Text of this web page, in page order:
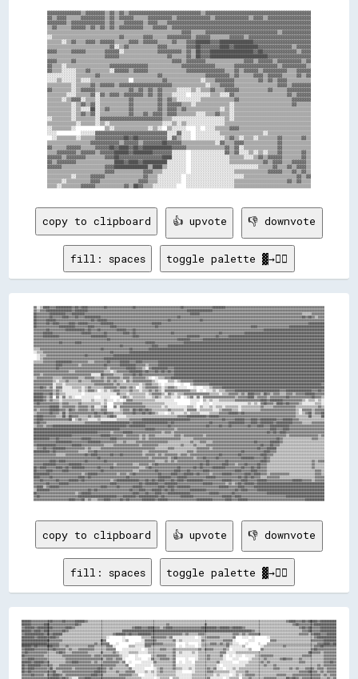
▓▓▓▓▓▓▓▓▓▓▓▓▓▓▒▒▓▓▓▓▓▓▓▓▒▒▓▓▒▒▓▓▒▒▓▓▓▓▓▓▓▓▓▓▓▓▓▓▓▓▓▓▓▓▓▓▓▓▓▓▓▓▓▓▒▒▓▓▓▓▓▓▓▓▓▓▓▓▓▓▓▓▓▓▓▓▓▓▓▓▓▓▓▓▓▓▓▓▓▓▓▓▓▓▓▓▓▓▓▓
▓▓▒▒▓▓▓▓▒▒▒▒▒▒▓▓▓▓▓▓▓▓▓▓▒▒▓▓▒▒▓▓▓▓▓▓▒▒▒▒▒▒▓▓▓▓▓▓▓▓▓▓▒▒▓▓▓▓▓▓▓▓▓▓▓▓▓▓▒▒▓▓▓▓▓▓▓▓▓▓▓▓▓▓▒▒▓▓▓▓▒▒▓▓▓▓▓▓▓▓▓▓▓▓▓▓▓▓▓▓
▓▓▓▓▓▓▓▓▒▒▓▓▓▓▓▓▓▓▓▓▓▓▓▓▒▒▓▓▒▒▒▒▓▓▓▓▓▓▓▓▒▒▓▓▓▓▒▒▒▒▓▓▓▓▓▓▓▓▓▓▓▓▓▓▓▓▓▓▓▓▓▓▓▓▓▓▓▓▓▓▓▓▓▓▓▓▓▓▓▓▓▓▓▓▓▓▓▓▓▓▓▓▓▓▓▓▓▓▓▓
▒▒▓▓▒▒▒▒▒▒▓▓▓▓▓▓▒▒▓▓▒▒▓▓▒▒▓▓▒▒▓▓▓▓▓▓▓▓▓▓▒▒▒▒▓▓▓▓▓▓▒▒▓▓▓▓▓▓▓▓▓▓▓▓▓▓▓▓▓▓▓▓▓▓▓▓▓▓▓▓▓▓▓▓▓▓▓▓▓▓▓▓▓▓▓▓▓▓▓▓▓▓▓▓▓▓▓▓▓▓
▒▒▒▒▒▒▒▒▒▒▒▒▒▒▒▒▒▒▒▒▒▒▒▒▒▒▒▒▒▒▒▒▒▒▒▒▒▒▒▒▒▒▒▒▒▒▒▒▒▒▒▒▒▒▒▒▓▓▓▓▒▒▒▒▒▒▓▓▓▓▓▓▓▓▓▓▓▓▓▓▓▓▓▓▓▓▓▓▓▓▓▓▓▓▓▓▒▒▓▓▓▓▓▓▓▓▓▓▓▓
░░▒▒▒▒▒▒▒▒▒▒▒▒▒▒▒▒▒▒▒▒▒▒▒▒▒▒▒▒▓▓▒▒▒▒▒▒▒▒▓▓▓▓▒▒▒▒▒▒▓▓▓▓▓▓▓▓▓▓▒▒▓▓▓▓▓▓▒▒▒▒▒▒▒▒▓▓▓▓▓▓▒▒▓▓▓▓▓▓▓▓▓▓▓▓▓▓▓▓▓▓▓▓▓▓▓▓▓▓
▒▒▒▒▒▒░░▒▒▓▓▒▒▒▒▓▓▓▓▒▒▓▓▓▓▓▓▒▒▒▒▒▒▓▓▓▓▒▒▓▓▓▓▓▓▒▒▒▒▒▒▓▓▒▒▒▒▓▓▓▓██████▓▓▓▓██████████████▓▓▓▓▓▓▓▓▓▓▓▓▓▓▓▓▓▓▓▓▓▓▓▓
▒▒▒▒▒▒▒▒▒▒▒▒▒▒▒▒▒▒▒▒▒▒▒▒▒▒▓▓░░▒▒▓▓▒▒▒▒▒▒▒▒▒▒▒▒▓▓▓▓▒▒▒▒▒▒▒▒▓▓▓▓██▓▓▓▓▓▓▓▓████▓▓██████████▓▓▓▓▓▓▓▓▓▓▓▓▓▓▒▒▓▓▓▓▓▓
▓▓▓▓▒▒▒▒▒▒▓▓▓▓▓▓▒▒▒▒▒▒▒▒▓▓▓▓▓▓░░▒▒▒▒▒▒▒▒▒▒▒▒▒▒▓▓▓▓▓▓▓▓▓▓▒▒▓▓▒▒██▓▓▓▓██████████████████▓▓██▓▓▓▓▓▓▓▓▓▓▓▓▓▓▒▒▓▓▓▓
▒▒▒▒▒▒▒▒▒▒▒▒▒▒▒▒▒▒▒▒▒▒▒▒▓▓▓▓▓▓▒▒▒▒▒▒▒▒▒▒▒▒▒▒▒▒▒▒▒▒▓▓▒▒▒▒▒▒▓▓▒▒██▓▓▓▓████████████████████████▓▓▓▓▓▓▓▓▓▓▓▓▓▓▓▓▓▓
▓▓▓▓▒▒▒▒▒▒▓▓▒▒▒▒▒▒▒▒▒▒▒▒▒▒▒▒▒▒▒▒▒▒▒▒▒▒▒▒▒▒▒▒▒▒▒▒▒▒▒▒▓▓▓▓▒▒▓▓▓▓▓▓▓▓▒▒▒▒▒▒▒▒▒▒▒▒▒▒▒▒▓▓▓▓▒▒▓▓▓▓▓▓▒▒▓▓▓▓▓▓▓▓▓▓▒▒▓▓
▓▓▒▒▒▒░░▒▒▒▒▒▒▒▒▒▒▒▒▒▒▒▒▒▒▓▓▓▓▓▓▓▓▓▓▓▓▓▓▓▓▒▒▒▒▒▒▒▒▒▒▒▒▒▒▓▓▓▓▓▓▓▓▓▓▓▓▓▓▒▒▒▒▒▒▒▒▓▓▓▓▓▓▓▓▓▓▓▓▓▓▓▓▓▓▒▒▓▓▓▓▓▓▓▓▓▓▒▒
▓▓▒▒▒▒░░░░░░▒▒▒▒▓▓▒▒▒▒▒▒▒▒░░▓▓▓▓▓▓▒▒▓▓▓▓▓▓▒▒▒▒▒▒▒▒▒▒▒▒▒▒▒▒▓▓▓▓▓▓▓▓▓▓▓▓▓▓▓▓▒▒▒▒▓▓▒▒▓▓▓▓▓▓▒▒▓▓▓▓▓▓▓▓▓▓▒▒▒▒▓▓▓▓▓▓
░░░░░░░░░░░░▒▒▒▒▒▒▒▒▓▓▒▒▒▒▒▒▒▒▒▒▒▒▒▒▒▒▒▒▒▒▒▒▒▒▓▓▒▒▒▒▒▒▒▒▒▒▒▒▒▒▒▒▒▒▓▓▓▓▓▓▓▓▓▓▒▒▓▓▒▒▒▒▒▒▓▓▓▓▒▒▓▓▓▓▓▓▒▒▒▒▒▒▓▓▒▒▓▓
░░░░▒▒░░░░░░▒▒░░░░▒▒▒▒▒▒▒▒▒▒▒▒▒▒▒▒  ▒▒▒▒▒▒▒▒▒▒▒▒▓▓▒▒▒▒▒▒▒▒▒▒▒▒▒▒░░▒▒▒▒▓▓▓▓▓▓▓▓▒▒▒▒▒▒▒▒▒▒▓▓▒▒▓▓▒▒▓▓▓▓▒▒▒▒▒▒▒▒▒▒
▒▒▒▒▒▒▒▒▒▒░░▒▒▒▒▒▒▓▓▒▒▓▓▓▓▓▓▒▒▓▓▓▓▓▓▓▓▓▓▓▓▓▓▓▓▓▓▓▓▓▓▒▒▒▒▒▒▒▒▒▒▒▒▒▒░░▒▒▒▒▓▓▓▓▓▓▒▒▒▒▒▒▒▒▒▒▒▒▒▒▒▒▒▒▓▓▓▓▒▒▓▓▓▓▓▓▓▓
▓▓▒▒▒▒▒▒▒▒░░▒▒▓▓▓▓▓▓▒▒▒▒▒▒▒▒▒▒▒▒▒▒▓▓▒▒▓▓▒▒▓▓▒▒▓▓▒▒▒▒▒▒░░░░░░▒▒░░▒▒▒▒▓▓▒▒▒▒▓▓▓▓▓▓▒▒▒▒▒▒▒▒▒▒▒▒▓▓▒▒▒▒▒▒▓▓▓▓▓▓▓▓▓▓
▒▒▒▒▒▒▒▒░░░░▒▒▒▒▒▒▓▓░░▓▓▒▒▓▓▓▓▒▒▓▓▓▓▓▓▓▓▒▒▓▓▒▒▓▓▒▒▒▒░░░░░░  ░░░░░░░░▒▒▒▒░░░░▓▓▒▒▒▒▒▒▒▒▒▒▒▒▒▒▒▒▒▒▒▒▒▒▓▓▒▒▓▓▓▓▓▓
▒▒▒▒▒▒░░▒▒▓▓▓▓░░▒▒▒▒░░▒▒▒▒▒▒▒▒▒▒▒▒▓▓▒▒▒▒▒▒▒▒▒▒▓▓▒▒▓▓▒▒░░░░░░░░░░▒▒▒▒▒▒▒▒▒▒▒▒▒▒▓▓▒▒▒▒▒▒▒▒▒▒▒▒▒▒▒▒▒▒▒▒▒▒▓▓▓▓▓▓▓▓
▒▒▒▒▒▒▒▒▒▒░░▒▒▓▓▒▒▓▓░░▒▒▒▒▒▒▒▒▒▒▒▒▓▓▒▒▒▒▒▒▒▒▒▒▓▓▒▒▓▓▓▓▓▓▒▒▒▒░░▒▒▒▒▒▒▒▒▒▒▒▒▒▒░░▒▒▒▒▒▒▒▒▒▒▒▒▒▒▒▒▒▒▒▒▒▒▒▒▓▓▒▒▒▒▒▒
▒▒▒▒▒▒▒▒▒▒░░▒▒░░░░██░░▒▒▓▓▒▒▒▒▒▒▒▒▓▓▒▒▒▒▒▒▒▒▒▒▓▓▒▒▓▓▓▓▒▒▓▓▒▒▒▒▒▒▒▒▒▒▒▒▒▒░░▒▒░░▒▒▒▒▒▒▒▒▒▒▒▒▒▒▒▒▒▒▒▒▒▒▒▒▒▒▒▒▒▒▒▒
▒▒▒▒▒▒▒▒▒▒░░▒▒▓▓▒▒▓▓░░▒▒▒▒▒▒▒▒▒▒▒▒▓▓▒▒▒▒▓▓▒▒▓▓▓▓▒▒▓▓▓▓▒▒▒▒▒▒▒▒░░░░▒▒▒▒▓▓▒▒▒▒░░▒▒▒▒▒▒▒▒▒▒▒▒▒▒▒▒▒▒▒▒▒▒▒▒▒▒▒▒▒▒▒▒
░░▒▒▒▒▒▒▒▒░░▒▒▒▒▒▒▒▒░░▓▓▓▓▓▓▓▓▓▓▓▓▓▓▓▓▓▓▓▓▓▓▓▓▓▓▒▒▒▒░░░░░░░░░░░░░░░░░░░░░░▒▒░░▒▒▒▒▒▒▒▒▒▒▒▒▒▒▒▒▒▒▒▒▒▒▒▒▒▒▒▒▒▒▒▒
▒▒▒▒▒▒▒▒▒▒▒▒░░▒▒▒▒▒▒░░▒▒░░▒▒▒▒▒▒▒▒▒▒▒▒▒▒▒▒▒▒▒▒▒▒░░░░▒▒░░▒▒░░░░░░░░░░░░░░░░▒▒▒▒▒▒▒▒▒▒▒▒▒▒▒▒▒▒▒▒▒▒▒▒▒▒▒▒▒▒▒▒▒▒▒▒
░░▒▒▒▒▒▒▒▒░░            ▒▒░░▒▒▒▒▒▒▒▒▒▒▒▒▒▒░░▒▒░░  ▒▒░░░░░░    ░░  ░░░░▒▒▒▒▒▒▓▓▓▓▒▒▒▒▒▒▒▒▒▒▒▒▒▒▒▒▒▒▒▒▒▒▒▒▒▒▒▒▒▒
░░░░          ░░░░░░▓▓▓▓▓▓▓▓▓▓▓▓▓▓▓▓▓▓▓▓▓▓▓▓▓▓▓▓▓▓░░░░▓▓░░░░  ░░░░░░░░░░▒▒▒▒▒▒▒▒▒▒▒▒▒▒▒▒▒▒░░▒▒▒▒▒▒▒▒▒▒▒▒▒▒▒▒▒▒
  ░░▒▒▒▒▒▒▒▒░░▒▒▒▒▒▒▓▓▓▓▓▓▓▓▓▓▓▓██▓▓██▓▓▓▓▓▓▓▓▓▓▓▓░░▓▓▒▒░░░░  ░░░░░░░░░░░░▒▒▓▓▒▒░░▒▒▒▒░░▒▒▒▒▒▒▒▒▓▓▒▒▒▒▒▒▒▒▓▓▒▒
▒▒▒▒▒▒▒▒▒▒▒▒▒▒▒▒▒▒▓▓▓▓▓▓▓▓▓▓▓▓▒▒▓▓▓▓▓▓▒▒▓▓▓▓▓▓▓▓██▓▓▓▓▓▓▒▒▒▒▒▒▒▒▒▒▒▒▒▒░░▓▓▒▒▒▒▓▓▓▓▒▒▒▒▒▒▒▒▒▒▒▒▒▒▓▓▒▒▒▒▒▒▒▒▒▒▒▒
▓▓▒▒▒▒▒▒▓▓▓▓▓▓▒▒▒▒▒▒▓▓▓▓▓▓██▓▓████▓▓██▓▓████████████▓▓▓▓▓▓▒▒▒▒▒▒▒▒▒▒▒▒▒▒▒▒▓▓▒▒▓▓░░▒▒▒▒▒▒▒▒▒▒▒▒▒▒▓▓▒▒▒▒▒▒▒▒▒▒▒▒
▒▒▒▒▓▓▓▓▓▓▓▓▒▒▓▓▓▓▓▓▒▒▓▓▓▓▓▓██████▓▓████████▓▓▓▓▓▓▓▓░░░░░░  ░░░░░░░░░░░░░░▓▓▒▒▓▓░░░░▒▒░░▒▒░░▒▒▒▒▓▓▒▒▒▒▒▒▒▒▓▓▒▒
▓▓▓▓▓▓▒▒▓▓▓▓▓▓▓▓▒▒▒▒▒▒▒▒▓▓▓▓██▓▓▓▓▓▓▓▓▓▓▓▓▓▓▓▓▓▓████░░░░░░  ░░░░░░░░░░░░░░░░▒▒▒▒▒▒░░░░▒▒▓▓▒▒▓▓▓▓▓▓▒▒▒▒▒▒▒▒▓▓▒▒
▓▓▒▒▓▓▓▓▓▓▓▓▒▒▒▒▒▒▒▒▒▒▒▒▒▒▒▒████▓▓████▓▓██████████░░░░░░░░  ░░░░░░░░░░░░░░░░▒▒▒▒▒▒▒▒▒▒▒▒▒▒▓▓▒▒▓▓▓▓▒▒▒▒▓▓▓▓▓▓▒▒
▓▓▓▓▓▓▒▒▒▒▒▒▒▒▒▒▒▒▒▒▒▒▒▒▓▓▓▓██████████████▒▒████▒▒░░░░░░░░  ░░░░░░░░░░░░░░░░░░░░░░░░░░░░▒▒▒▒▒▒▓▓▒▒▒▒▓▓▒▒▓▓▓▓▒▒
▒▒▒▒▒▒▒▒▒▒▒▒▒▒▒▒▒▒▒▒▒▒▒▒▓▓▓▓▒▒▒▒▒▒▒▒▒▒▒▒▓▓▓▓▒▒▒▒░░░░░░░░░░  ░░░░░░░░░░░░░░░░░░▒▒▒▒▒▒▒▒▒▒▒▒▒▒▓▓▓▓▓▓▒▒▒▒▓▓▒▒▓▓▒▒
▒▒▒▒▒▒▒▒▒▒░░▒▒▒▒▒▒▓▓▓▓▓▓▒▒▒▒▒▒▒▒▒▒▒▒▒▒▒▒▓▓▒▒▒▒░░░░░░░░░░  ░░░░░░░░░░░░░░░░░░░░░░░░▒▒▒▒▒▒▒▒▒▒▒▒▒▒▒▒▒▒▒▒▒▒▓▓▒▒▓▓
▒▒▒▒▒▒░░▒▒▒▒▒▒▒▒▒▒▓▓▓▓▒▒▒▒▒▒▒▒▒▒▒▒▒▒▒▒▓▓▓▓▒▒▒▒░░░░░░░░░░  ░░░░░░░░░░░░░░░░░░░░▒▒▒▒▒▒▒▒▒▒▒▒▒▒▒▒▒▒▒▒▒▒▓▓▒▒▓▓▒▒▒▒
copy to clipboard 👍 upvote 👎 downvote
fill: spaces toggle palette ▓→✊🏽
▓▓░░▒▒████▓▓▓▓██████████▓▓██▓▓████▓▓▓▓▓▓▓▓▓▓██▓▓▓▓▓▓▓▓▓▓▓▓▓▓▓▓██▓▓▓▓▓▓▓▓▓▓▓▓▓▓▓▓▓▓▓▓▓▓▓▓▓▓▓▓██▓▓▓▓▓▓▓▓▓▓▓▓▓▓▓▓▓▓████████▓▓▓▓▓▓▓▓▓▓▓▓▓▓▓▓▓▓▓▓▓▓▓▓▓▓▓▓▓▓▓▓▓▓▓▓▓▓▓▓▓▓▓▓▓▓▓▓▓▓▓▓▓▓▓▓▓▓▓▓▓▓
▓▓▒▒▓▓▓▓████████████████▓▓████████▓▓▓▓▓▓▓▓▓▓▓▓▓▓▓▓▓▓▓▓▓▓▓▓▓▓▓▓▓▓▓▓▓▓▓▓▓▓▓▓▓▓▓▓▓▓▓▓▓▓▓▓▓▓▓▓▓▓▓▓▓▓████████████████▓▓▓▓▓▓▓▓▓▓▓▓▓▓▓▓▓▓▓▓▓▓▓▓▓▓▓▓▓▓▓▓▓▓▓▓▓▓▓▓▓▓▓▓▓▓▓▓▓▓▓▓▓▓▓▓▓▓▓▓▓▓▓▓▓▓▓▓▓▓
██▓▓▓▓▓▓▓▓██████████▓▓▓▓████████▓▓▓▓▓▓▓▓▓▓▓▓▓▓▓▓▓▓▓▓▓▓▓▓▓▓▓▓▓▓▓▓▓▓▓▓▓▓▓▓▓▓▓▓▓▓▓▓▓▓▓▓▓▓▓▓▓▓▓▓▓▓▓▓▓▓██████▓▓▓▓▓▓▓▓▓▓▓▓▓▓▓▓▓▓▓▓▓▓▓▓▓▓▓▓▓▓▓▓▓▓▓▓▓▓▓▓▓▓▓▓▓▓▓▓▓▓▓▓▓▓▓▓▓▓▓▓▓▓▓▓▒▒▒▒▒▒▓▓▓▓▓▓▓▓
██▓▓▓▓▓▓▓▓██▓▓▓▓▓▓████▓▓▓▓██▓▓▓▓██████████▓▓▓▓▓▓▓▓▓▓▓▓▓▓▓▓▓▓▓▓▓▓▓▓▓▓▓▓▓▓▓▓▓▓▓▓▓▓▓▓▓▓▓▓▓▓▓▓██▓▓▓▓▓▓▓▓▓▓▓▓▓▓▓▓▓▓▓▓▓▓▓▓▓▓▓▓▓▓▓▓▓▓▓▓▓▓▓▓▓▓▓▓▓▓▓▓▓▓▓▓▓▓▓▓▓▓▓▓▓▓▓▓▓▓▓▓▓▓▓▓▓▓▓▓██▓▓██▓▓▒▒▓▓▓▓
██▓▓▓▓▓▓██████▓▓▓▓▓▓▓▓▓▓▓▓▓▓▓▓▓▓▓▓▓▓██▓▓██████▓▓▓▓▓▓▓▓▓▓▓▓▓▓▓▓▓▓▓▓▓▓▓▓▓▓▓▓▓▓▓▓▓▓▓▓▓▓██▓▓▓▓▓▓▓▓▓▓▓▓▓▓▓▓▓▓██▓▓▓▓▓▓▓▓▓▓▓▓▓▓▓▓▓▓▓▓▓▓▓▓▓▓▓▓▓▓▓▓▓▓▓▓▓▓▓▓▓▓▓▓▓▓▓▓▓▓▓▓▓▓▓▓▓▓▓▓▓▓▓▓▓▓▓▓▓▓▓▓▓▓▓▓
██▓▓▓▓▓▓██▓▓████▓▓▓▓▓▓████▓▓██████▓▓▓▓▓▓▓▓████████▓▓▓▓▓▓▓▓▓▓▓▓▓▓▓▓▓▓▓▓▓▓▓▓██████▓▓▓▓▓▓▓▓▓▓▓▓▓▓▓▓▓▓▓▓▓▓▓▓▓▓▓▓▓▓▓▓▓▓▓▓▓▓▓▓▓▓▓▓▓▓▓▓▓▓▓▓▓▓▓▓▓▓▓▓▓▓▓▓▓▓▓▓▓▓▓▓▓▓▓▓▓▓▓▓▓▓▓▓▓▓▓▓▓▓▓▓██████████
██▓▓▓▓▓▓▓▓▓▓▓▓▓▓██████████▓▓▓▓▓▓▓▓████▓▓▓▓▓▓▓▓▓▓████▓▓▓▓▓▓▓▓▓▓▓▓▓▓▓▓▓▓▓▓▓▓▓▓██▓▓▓▓▓▓▓▓▓▓▓▓▓▓▓▓▓▓▓▓▓▓▓▓▓▓▓▓▓▓▓▓▓▓▓▓▓▓▓▓▓▓▓▓▓▓▓▓▓▓▓▓▓▓▓▓▓▓████▓▓▓▓▓▓▓▓▓▓▓▓▓▓▓▓▓▓▓▓██████████████████████
▓▓▓▓▓▓▓▓██▓▓▓▓▓▓▓▓▓▓████████████▓▓██▓▓▓▓██▓▓▓▓▓▓▓▓▓▓██████▓▓▓▓██▓▓▓▓▓▓▓▓▓▓▓▓▓▓▓▓▓▓▓▓▓▓▓▓▓▓▓▓▓▓▓▓▓▓▓▓▓▓▓▓▓▓▓▓▓▓▓▓▓▓▓▓▓▓▓▓▓▓▓▓▓▓▓▓▓▓▓▓▓▓▓▓▓▓▓▓▓▓▓▓██████████████████████████████████████
▓▓▓▓▓▓██████▓▓▓▓▓▓▓▓▓▓▓▓▓▓▓▓▓▓██████▓▓▓▓▓▓▓▓██▓▓▓▓▓▓▓▓▓▓████▓▓██▓▓▓▓▓▓▓▓▓▓▓▓▓▓▓▓▓▓▓▓▓▓██▓▓▓▓▓▓▓▓▓▓▓▓▓▓▓▓▓▓▓▓▓▓▓▓▓▓▓▓██▓▓▓▓▓▓▓▓▓▓▓▓▓▓██████████████████████████████████████████████████
▓▓▓▓▓▓██████████▓▓▓▓▓▓▓▓▓▓▓▓▓▓▓▓▓▓▓▓██████████▓▓▓▓▓▓▓▓▓▓▓▓▓▓▓▓████▓▓▓▓▓▓▓▓▓▓▓▓▓▓▓▓▓▓▓▓▓▓▓▓▓▓▓▓▓▓████████▓▓▓▓▓▓▓▓▓▓██▓▓▓▓▓▓████████████████████████████████████████████████████████████
▓▓▓▓▓▓▓▓▓▓▓▓▓▓▓▓▓▓▓▓▓▓▓▓▓▓▓▓▓▓▓▓▓▓▓▓▓▓▓▓▓▓▓▓▓▓██▓▓▓▓▓▓▓▓▓▓▓▓▓▓▓▓▓▓▓▓▓▓▓▓▓▓▓▓▓▓▓▓▓▓▓▓▓▓▓▓▓▓████████▓▓▓▓▓▓▓▓████████████████████████████████████████████████████████████████████████████
▓▓▓▓▓▓▓▓▓▓▓▓▓▓▓▓██▓▓▓▓▓▓▓▓████▓▓▓▓▓▓▓▓▓▓▓▓▓▓▓▓▓▓▓▓▓▓▓▓▓▓▓▓▓▓▓▓▓▓▓▓▓▓▓▓██████▓▓▓▓▓▓▓▓▓▓▓▓▓▓▓▓▓▓████████████████████████████████████████████████████████████████████████████████████████
▓▓▓▓▓▓▓▓▓▓▓▓▓▓▓▓▓▓▓▓▓▓▓▓▓▓▓▓▓▓▓▓▓▓▓▓▓▓▓▓▓▓▓▓▓▓▓▓▓▓▓▓▓▓██▓▓▓▓▓▓▓▓▓▓▓▓▓▓▓▓▓▓████▓▓▓▓▓▓██████████████████████████████████████████████████████████████████████████████████████████████████
▒▒▒▒▓▓▓▓▓▓▓▓▓▓▓▓▓▓▓▓▓▓▓▓▓▓▓▓▓▓▓▓▓▓▓▓▓▓▓▓▓▓██▓▓▓▓▓▓▓▓▓▓▓▓▓▓▓▓██▓▓▓▓▓▓▓▓▓▓██████████████████████████████████████████████████████████████████████████████████████████████████████████████
░░▒▒▒▒▓▓▓▓▓▓▓▓▓▓▓▓▓▓▓▓▓▓▓▓▓▓▓▓▓▓▓▓▓▓▓▓▓▓▓▓▓▓▓▓▓▓██▓▓▓▓▓▓▓▓▓▓██████████████████████████████████████████████████████████████████████████████████████████████████████████████████████████
  ░░▒▒▒▒▓▓▓▓▓▓▓▓▓▓▓▓▓▓▓▓▓▓▓▓▓▓▓▓██▓▓▓▓▓▓▓▓▓▓▓▓▓▓▓▓████████████████████████████████████████████████████████████████████████████████████████████████████████████████████████████████████
  ░░▒▒▓▓▓▓▓▓▓▓▓▓▓▓▓▓▓▓▓▓▓▓▓▓▓▓▓▓▓▓▓▓▓▓▓▓▓▓▓▓██████████████████████████████████████████████████████████████████████████████████████████████████████████████████████████████████████████
▒▒▒▒▒▒▓▓▓▓▓▓▓▓██████████▓▓▓▓▓▓▓▓▓▓▒▒▒▒▓▓▓▓▓▓▓▓██▓▓▓▓▓▓██████▓▓▓▓████▓▓▓▓▓▓▓▓▓▓████████████████████████████████████████████████████████████████████████████████████████████████████████
▓▓▓▓▓▓▓▓▓▓▓▓▓▓████▓▓▓▓▓▓▓▓▓▓▒▒▓▓▓▓▓▓▓▓▓▓▓▓▓▓██▓▓▓▓▓▓▓▓██████████▓▓▓▓▓▓▒▒▓▓▓▓▓▓████████████████████████████████████████████████████████████████████████████████████████████████████████
▓▓▓▓▓▓▓▓▓▓▓▓▓▓██▓▓▓▓▓▓▓▓▓▓▓▓▓▓▓▓▓▓▓▓▓▓▓▓▓▓▓▓▓▓▒▒▓▓▓▓▓▓▓▓▓▓██████▓▓▓▓▒▒░░▓▓██████████▓▓▓▓██████████████████████████████████████████████████████████████████████████████████████████████
▓▓▓▓▓▓▓▓▓▓▓▓▓▓▓▓▓▓▓▓▓▓▒▒▒▒▓▓▓▓▓▓▓▓▓▓▓▓▓▓▓▓▓▓▒▒▒▒░░▒▒▓▓▓▓▓▓▓▓████████▓▓██▓▓▓▓██▓▓██▓▓██▓▓██████████████████████████████████████████████████████████████████████████████████████████████
▓▓▓▓▒▒▓▓▓▓▓▓▓▓▓▓▓▓▓▓▓▓▓▓▓▓▓▓▓▓▓▓▓▓▓▓░░░░░░██▓▓▓▓▓▓▒▒▒▒▒▒▓▓▓▓▓▓██▓▓██▓▓▓▓▓▓▓▓▓▓▓▓▓▓▓▓▓▓▓▓██████████████████████████████████████████████████████████████████████████████████████████████
▒▒▓▓▓▓▓▓▓▓▓▓▒▒▒▒▒▒▓▓▓▓▓▓▓▓▓▓▒▒▒▒▓▓▓▓▓▓▒▒▒▒▓▓▒▒▓▓▓▓▓▓▓▓▒▒▓▓▓▓▒▒▓▓▓▓▓▓▓▓▒▒░░  ░░▒▒▒▒▓▓▓▓████████████████████████████████████████████████████████████████████████████████████████████████
▓▓▓▓▓▓▓▓▓▓▓▓▒▒░░▒▒▒▒▓▓▒▒▒▒▒▒▓▓▒▒▒▒▒▒▓▓▓▓▓▓▓▓▒▒▓▓▒▒▓▓▒▒▒▒░░▓▓▒▒▓▓▓▓▓▓▓▓▓▓▓▓▒▒░░      ▒▒▒▒░░▒▒▓▓▓▓▓▓▓▓██████████████████████████████████████████████████████████████████████████████████
▓▓▓▓▓▓▓▓▓▓▓▓░░▒▒▒▒░░▒▒▒▒▒▒▒▒▒▒▒▒▒▒▒▒▒▒▓▓▓▓▓▓▓▓▓▓▓▓▒▒▓▓▒▒▒▒▒▒▒▒▒▒▒▒░░▒▒▓▓▓▓▒▒▒▒░░  ░░░░░░    ░░    ▒▒▓▓▓▓▓▓▓▓▓▓██████████████████████████████████████████████████████████████████████▓▓
▓▓▓▓██▓▓▒▒▓▓░░▓▓▓▓░░░░░░▒▒▒▒▒▒░░▒▒▓▓▒▒▒▒▒▒▒▒▓▓▓▓▓▓▓▓▒▒▓▓▓▓▒▒▓▓▒▒  ░░▒▒▓▓▓▓▓▓▓▓▒▒░░▒▒▓▓▓▓▒▒░░░░░░    ░░    ░░░░▒▒▓▓▓▓▓▓████████████████████████████████████████████████████████████████
▓▓▓▓▓▓▓▓▓▓▓▓▒▒▓▓▒▒░░░░░░░░░░▒▒░░▒▒▓▓▓▓▒▒  ░░▒▒░░▒▒▓▓▓▓▒▒▒▒▒▒▓▓▒▒▒▒░░▒▒▒▒▓▓▒▒▓▓▒▒░░▓▓▓▓▓▓▓▓▓▓▓▓▓▓▓▓▒▒▒▒  ░░  ░░░░▒▒░░▒▒▒▒▓▓▓▓▓▓████████████████████████████▓▓▓▓████████████████▓▓▓▓██▓▓
██████▓▓▓▓██▒▒▓▓▒▒▒▒░░░░░░░░░░  ░░░░░░░░░░░░░░░░░░░░▓▓▒▒▒▒░░▒▒▒▒▒▒▒▒▒▒░░▒▒▓▓▓▓▓▓▒▒░░▓▓▒▒░░▒▒▒▒▓▓▓▓▓▓▓▓▓▓▓▓▓▓▓▓▒▒▒▒▒▒░░▒▒▒▒▓▓▓▓▓▓▒▒▓▓▒▒████▓▓▓▓▒▒██▓▓▒▒▓▓▓▓▒▒▒▒▓▓▓▓▒▒▓▓▓▓▓▓██████▓▓▓▓▓▓
██████▓▓▒▒▓▓  ▓▓░░▓▓░░▒▒░░    ░░░░░░░░    ░░░░░░      ▒▒▓▓▒▒░░▒▒▒▒▒▒▒▒░░░░▒▒▓▓▒▒░░▒▒▒▒░░░░▒▒  ░░▒▒▓▓░░▓▓░░▓▓▓▓▓▓▓▓▓▓▓▓▓▓▓▓▓▓▓▓▒▒▓▓▓▓▓▓████▒▒▓▓▓▓▓▓▒▒▓▓▓▓▓▓▓▓▓▓██▓▓▓▓▓▓▓▓▓▓▓▓▓▓██▓▓▓▓▒▒
██████▓▓▒▒▓▓▒▒▒▒░░▒▒▒▒▒▒▒▒▒▒▒▒░░░░░░▒▒░░░░░░▒▒░░░░  ░░  ░░▓▓▓▓▒▒▒▒▒▒▒▒▒▒▒▒▒▒░░░░░░░░░░░░          ░░░░░░  ▒▒░░▒▒░░░░▒▒▒▒▒▒▒▒▒▒▓▓▓▓▓▓▓▓▓▓▓▓▓▓▓▓████▓▓████████▓▓▓▓▓▓▓▓▓▓▓▓▒▒░░▒▒▒▒░░▒▒░░
▓▓██▓▓▓▓▓▓▓▓▓▓▓▓▒▒▓▓▓▓▒▒▒▒▒▒▓▓▒▒▒▒▒▒▒▒▒▒▒▒░░▒▒    ▒▒▒▒▒▒▓▓▓▓▓▓▓▓▓▓▓▓▒▒▒▒▒▒▒▒▒▒▒▒▒▒░░░░░░░░        ░░░░    ░░░░  ░░░░░░░░░░░░░░░░░░░░░░▒▒░░▒▒░░▓▓██▓▓▓▓▒▒████▓▓██▓▓▓▓▓▓▒▒░░░░░░░░▒▒▒▒░░
▓▓▓▓▓▓▓▓▓▓██████▒▒▓▓▓▓▓▓▓▓▒▒▓▓▓▓▓▓▒▒▓▓░░░░▒▒▓▓    ▓▓░░▓▓▓▓▓▓▓▓▓▓▓▓▓▓▓▓▒▒▒▒▒▒▒▒▒▒░░▒▒░░░░░░░░░░░░▒▒▒▒░░  ▒▒░░░░▒▒░░▒▒▒▒░░▒▒▒▒▒▒▒▒░░▒▒▒▒▒▒▒▒▒▒▒▒▓▓▒▒▒▒▒▒▓▓▓▓▓▓▓▓▓▓▓▓▓▓▒▒▒▒▒▒▒▒▒▒▒▒▒▒▓▓▒▒
▓▓▒▒▓▓▓▓▓▓██████▓▓▓▓▒▒██▓▓▒▒▓▓▓▓▓▓▒▒▓▓▒▒▒▒▓▓▓▓░░░░░░░░▒▒▓▓▓▓▒▒██▓▓██▓▓██▓▓▒▒▒▒▒▒▒▒▒▒▓▓▒▒▒▒▒▒▒▒░░▓▓▓▓▓▓░░▒▒▒▒▒▒▒▒░░░░▒▒▓▓▓▓▓▓▒▒▒▒░░▒▒▒▒▒▒▒▒▒▒▒▒▓▓▓▓▓▓▓▓▓▓▓▓▓▓▓▓▓▓▓▓▓▓▒▒░░▓▓▓▓▓▓▒▒▓▓▓▓▓▓
▒▒▓▓▓▓▓▓▓▓██▓▓▓▓▒▒██▒▒▓▓▓▓▓▓▓▓▓▓▓▓▓▓▓▓██▓▓▓▓██▓▓▓▓▒▒▒▒▒▒▓▓▓▓▓▓██▓▓▓▓██▓▓██▓▓▒▒░░░░  ░░▒▒░░░░░░▒▒░░▒▒▒▒▒▒░░░░░░▒▒▒▒▒▒▓▓▓▓▓▓██████▓▓██▓▓▓▓▓▓▓▓▓▓▓▓▓▓▓▓▓▓▓▓▓▓▓▓▓▓▓▓▓▓▓▓▒▒░░▒▒▓▓██▒▒▓▓▓▓██
▓▓████▓▓▓▓▓▓▓▓▒▒▒▒██▒▒██▓▓▓▓▒▒▒▒▒▒▓▓▒▒▓▓▓▓▒▒▒▒▓▓██▓▓░░░░░░▒▒▒▒▒▒▒▒▒▒▒▒▒▒▒▒▒▒▒▒▒▒▒▒▒▒▒▒▒▒▒▒▓▓▓▓▓▓████████████▓▓██████▓▓▓▓▓▓▓▓▓▓▓▓▓▓▓▓▓▓▓▓▓▓▓▓▓▓▓▓▓▓▓▓▓▓▓▓▓▓▓▓▓▓▓▓▓▓▓▓▒▒▒▒▒▒▒▒██▒▒▒▒▒▒██
▓▓████▓▓▓▓▓▓▓▓▓▓▓▓▓▓▓▓██░░▒▒▓▓▒▒▒▒░░░░░░▒▒░░░░░░░░░░▒▒▒▒▒▒▒▒▓▓▓▓▓▓▓▓██████████████████████████████▓▓▓▓▓▓▓▓▓▓▓▓▓▓▓▓▓▓▓▓██▓▓▓▓▓▓██████▓▓▓▓████▓▓██████████▓▓▓▓██████▓▓▓▓▒▒▒▒▒▒▒▒▒▒▒▒▒▒▒▒
▓▓██▓▓▓▓▒▒▒▒▒▒▒▒▒▒▒▒▒▒▒▒▒▒▒▒▒▒▒▒▓▓▓▓▓▓▓▓▓▓██████████████████▓▓██████████████████████▓▓██▓▓▓▓▓▓▓▓▓▓▓▓▓▓▓▓▓▓▓▓▓▓██▓▓▓▓▓▓▓▓▓▓██████████▓▓▓▓████▓▓████████▓▓██████████▓▓▓▓▓▓▒▒▒▒▒▒▓▓▓▓▓▓▓▓
▒▒▓▓▓▓▒▒▓▓▓▓██████████████████████████████████████████████▓▓██████████▓▓▓▓▓▓▓▓▓▓▓▓▓▓██▓▓▓▓▓▓▓▓▓▓▓▓▓▓▓▓▓▓▓▓▓▓██▓▓▓▓▓▓██▓▓▓▓██▓▓▓▓▓▓▓▓▓▓██▓▓▓▓████▓▓▓▓████████████▓▓▓▓▓▓▓▓▓▓▓▓▓▓▓▓▓▓▓▓▓▓
██████████████████████████████████████████████████████▓▓▓▓▓▓▓▓▓▓▓▓▓▓▓▓██████▓▓▓▓▓▓▓▓▓▓▓▓▒▒▓▓▓▓▓▓▓▓▓▓▓▓▓▓▓▓▓▓▓▓▓▓▓▓▓▓▓▓▓▓▓▓▓▓▓▓▓▓▓▓▓▓▓▓▓▓▓▓▓▓▓▓▓▓▓▓▓▓████▓▓▓▓████▓▓▓▓▓▓▓▓▓▓▓▓▓▓▓▓▓▓▓▓▓▓
████████████████████████████████████████▓▓▓▓▓▓▓▓▒▒▓▓▓▓▓▓██████▓▓▓▓▓▓▓▓▓▓▓▓▓▓▓▓▓▓▒▒▓▓▓▓▒▒▓▓▓▓▓▓▓▓▓▓▓▓▓▓▓▓▓▓▓▓▓▓▓▓▓▓▓▓▓▓▓▓▓▓▓▓▓▓▓▓▓▓▓▓▓▓▓▓▓▓▓▓▓▓▓▓▓▓██▓▓██▓▓████▓▓▓▓▓▓▓▓▓▓▓▓▓▓▓▓▓▓▓▓▓▓▓▓
████████████████████████▓▓▓▓▓▓▓▓▓▓▓▓▓▓▓▓▓▓██████▓▓▓▓▓▓▓▓▒▒▓▓▓▓▓▓▓▓▒▒▓▓▒▒▓▓▓▓▒▒▒▒▒▒▒▒▒▒▒▒▓▓▓▓▒▒▓▓▓▓▓▓▓▓▓▓▓▓▒▒▓▓▓▓▓▓▓▓▓▓▓▓▓▓▓▓▓▓▓▓▓▓▓▓▓▓▓▓▓▓▓▓▓▓▓▓▓▓▓▓▓▓▓▓▓▓▓▓▓▓▒▒▓▓▓▓▓▓▓▓▓▓▓▓▓▓▓▓▓▓▒▒▓▓
██████████▓▓▓▓██▓▓▓▓▓▓▓▓▓▓▓▓▓▓██████▓▓▓▓▓▓▓▓▓▓▓▓████▓▓▓▓▓▓▓▓▓▓▓▓▓▓▒▒▓▓▒▒▓▓▓▓▓▓▓▓▓▓▓▓▓▓▓▓▓▓▓▓▒▒▒▒▒▒▒▒▓▓▓▓▓▓▓▓▓▓▓▓▓▓▓▓▓▓▓▓▓▓▓▓▓▓▓▓▓▓▓▓▓▓▓▓▓▓▓▓▓▓▓▓▓▓▓▓▓▓▓▓██▓▓▒▒▒▒▒▒▒▒▒▒▒▒▒▒▒▒▒▒▓▓▓▓▒▒▒▒
▓▓▓▓▓▓▓▓▓▓▓▓▓▓██████████▓▓▓▓▓▓▓▓▓▓████████▓▓▓▓▓▓▓▓▓▓▒▒▒▒▓▓▒▒▒▒▒▒▓▓▓▓▓▓▓▓▓▓▓▓▓▓▓▓▓▓▓▓▒▒▒▒▒▒▒▒▒▒▒▒▒▒▓▓▒▒▒▒▓▓▓▓▒▒▒▒▓▓▓▓▓▓▓▓▓▓▓▓▓▓▓▓▓▓▓▓▓▓▓▓▓▓██▓▓▓▓▓▓▓▓██████▓▓▒▒▒▒▒▒▒▒▒▒▒▒▒▒▒▒▒▒▒▒▒▒▒▒▒▒
▓▓████████████▓▓▓▓▓▓▓▓▓▓██████▓▓▓▓▓▓▓▓▓▓▓▓▓▓▒▒▒▒▒▒▓▓▓▓▓▓▓▓▓▓▓▓▓▓▓▓▒▒▓▓▓▓▓▓▓▓▓▓▒▒▒▒▒▒▒▒▒▒▒▒▒▒▓▓▒▒▒▒▒▒▓▓▒▒▒▒▒▒▓▓▓▓▓▓▓▓▓▓▓▓▓▓▓▓▓▓▓▓▓▓▓▓▓▓▓▓▓▓▓▓▓▓██▓▓▓▓██▓▓▓▓▒▒▒▒▒▒▒▒▒▒▒▒▒▒▒▒▒▒▒▒▒▒▒▒▒▒▒▒
▒▒▓▓▓▓██▓▓▓▓████████▓▓▓▓▓▓▓▓▓▓▓▓▒▒▓▓▒▒▒▒▒▒▓▓▓▓▓▓▓▓▓▓▓▓▓▓▓▓▓▓▓▓▓▓▓▓▓▓▓▓▓▓▓▓▓▓▒▒▒▒▒▒▒▒▓▓▓▓▒▒▒▒▒▒▒▒▒▒▒▒▒▒▓▓▓▓▓▓▓▓▒▒▓▓▓▓▓▓▓▓▓▓▓▓▓▓▓▓▓▓▓▓▓▓▓▓▓▓▓▓██▓▓▓▓██████▒▒▒▒▒▒▒▒▒▒▒▒▒▒▒▒▒▒▒▒▒▒▒▒▒▒▒▒▒▒
██████████▓▓██▓▓▓▓▓▓▓▓▓▓▓▓▓▓▒▒▒▒▒▒▓▓▓▓██▓▓▓▓▓▓▓▓▓▓▓▓▓▓▓▓▓▓▓▓▓▓▓▓▓▓▓▓▒▒▒▒▓▓▓▓▓▓▓▓▓▓▓▓▒▒▒▒▒▒▒▒▒▒▒▒▓▓▓▓▒▒▓▓▓▓▓▓▓▓▓▓▓▓▓▓▓▓▓▓▓▓▓▓▓▓▓▓▓▓██▓▓▓▓▓▓▓▓▓▓▓▓████▓▓▓▓▒▒▒▒▒▒▒▒▒▒▒▒▒▒▒▒▒▒▒▒▒▒▒▒▒▒▒▒▒▒
▓▓▓▓▓▓▓▓▓▓▓▓▓▓▒▒▒▒▒▒▓▓▓▓▓▓▓▓▓▓▓▓██▓▓████▓▓▓▓▓▓▓▓██▓▓▓▓██▓▓▓▓▓▓▓▓▓▓▓▓▒▒▓▓▓▓▓▓▒▒▓▓▒▒▓▓▓▓▓▓▓▓▒▒▓▓▓▓▒▒▓▓▓▓▓▓▓▓▓▓▓▓▓▓▓▓▓▓██▓▓▓▓▓▓▓▓▓▓██▓▓▓▓▓▓▓▓▓▓▓▓████▓▓▓▓▒▒▒▒▒▒▒▒▒▒▒▒▒▒▒▒▒▒▒▒▒▒▒▒▒▒▒▒▒▒▒▒
▓▓▓▓▓▓▓▓▓▓▓▓▓▓▓▓▓▓▓▓▓▓▓▓▓▓▓▓▓▓▓▓▓▓▓▓▓▓▓▓██▓▓▓▓▓▓▓▓▓▓▓▓▓▓▓▓▓▓▓▓▓▓▓▓▓▓▓▓▓▓▒▒▓▓▓▓▓▓▓▓▓▓▒▒▓▓██▓▓▓▓▓▓▓▓▓▓▒▒▓▓▓▓██▓▓▓▓▓▓██▓▓▓▓▓▓▓▓▓▓▓▓▓▓████████▓▓▓▓▓▓██▓▓▒▒▒▒▒▒▒▒▒▒▒▒▒▒▒▒▒▒▒▒▒▒▒▒▒▒▒▒▒▒▒▒▒▒
▓▓▓▓▓▓▓▓▓▓████▓▓████▓▓▓▓▓▓▓▓▓▓▓▓██▓▓▓▓▓▓▓▓▓▓██▓▓▓▓▓▓▓▓▓▓▓▓▓▓▓▓▓▓▓▓▓▓▓▓▓▓▓▓▓▓▒▒▒▒▒▒▓▓▒▒▓▓▒▒▓▓▓▓▓▓▓▓▓▓▓▓▓▓▓▓▓▓██▓▓▓▓▓▓▓▓▓▓██▓▓▓▓▓▓▓▓▓▓▓▓▓▓▓▓▓▓▓▓████▓▓▒▒▒▒▒▒▒▒▒▒▒▒▒▒▒▒▒▒▒▒▒▒▒▒▒▒▓▓▒▒▓▓▓▓
▓▓▓▓▓▓████████▓▓▓▓▓▓▓▓████████▓▓▓▓▓▓▓▓▓▓▓▓▓▓▓▓▓▓▓▓▒▒▓▓▓▓▓▓▓▓▓▓▒▒▒▒▓▓▓▓▓▓▒▒▓▓██▓▓▓▓▓▓▓▓▓▓▓▓▓▓▓▓▓▓▓▓▓▓▓▓▓▓██▓▓██▓▓▓▓▓▓▓▓████▓▓▓▓▒▒▓▓▓▓██▓▓▓▓▓▓██▓▓▓▓▒▒▒▒▒▒▒▒▒▒▒▒▒▒▒▒▒▒▒▒▒▒▒▒▒▒▒▒▓▓▒▒▒▒▒▒
██▓▓████▓▓▓▓▓▓████▓▓██▓▓████████▓▓▓▓▓▓▓▓██▓▓▓▓▓▓██▓▓▓▓▓▓▓▓▓▓▓▓▓▓▓▓▒▒▒▒▓▓██▓▓▓▓▓▓▓▓▓▓▓▓▓▓▓▓██▓▓▓▓▓▓▓▓██▓▓██▓▓▓▓▓▓████████▓▓▓▓▓▓▓▓▓▓██▓▓▓▓██▓▓██▓▓▓▓▒▒▒▒▒▒▒▒▒▒▒▒▒▒▒▒▒▒▒▒▒▒▒▒▒▒▒▒▓▓▒▒▒▒▒▒
██▓▓▓▓▓▓████▓▓▓▓▓▓████▓▓▓▓▓▓▓▓▓▓▓▓▓▓▓▓▓▓▓▓██▓▓▓▓▓▓▓▓▓▓▓▓▓▓▓▓▓▓▒▒▒▒▓▓▓▓▓▓▓▓▓▓██▓▓▓▓▓▓▓▓▓▓████▓▓▓▓██▓▓▓▓▓▓▓▓████▓▓▓▓▓▓▓▓▓▓▓▓▓▓▓▓████▓▓▓▓▓▓████▓▓▓▓▓▓▒▒▒▒▒▒▒▒▒▒▒▒▒▒▒▒▒▒▒▒▒▒▒▒▒▒▒▒▒▒▓▓▓▓▒▒
██████████▓▓▓▓▓▓▓▓▓▓▓▓▓▓▓▓▓▓▓▓▒▒▓▓██████▓▓▓▓▓▓▓▓▓▓▓▓▒▒▓▓▓▓▒▒▓▓██▓▓▓▓▓▓▓▓▓▓▓▓▓▓██▓▓▓▓▓▓████▓▓▓▓██████▓▓██▓▓▓▓▓▓▒▒▓▓▓▓▓▓██████▓▓▓▓▓▓▓▓████▓▓████▓▓▓▓▒▒▓▓▓▓▓▓▓▓▓▓▓▓▒▒▒▒▒▒▒▒▒▒▒▒▒▒▒▒▓▓▓▓▒▒
████▓▓▓▓▓▓██▓▓▓▓▓▓▓▓▓▓▓▓▓▓▓▓████▓▓██▓▓▓▓▓▓▓▓▓▓▓▓▓▓▓▓▓▓▓▓▓▓██▓▓▓▓▓▓▓▓▓▓▓▓▓▓▓▓▓▓████████▓▓▓▓██████▓▓▓▓▓▓▓▓▓▓▓▓██████▓▓▓▓▓▓▓▓▓▓▓▓▓▓██▓▓██▓▓██▓▓▓▓▒▒▒▒▓▓▓▓▓▓▓▓▒▒▒▒▒▒▒▒▒▒▒▒▒▒▒▒▒▒▒▒▒▒▓▓▓▓▓▓
▓▓▓▓██▓▓▓▓▓▓▓▓██▓▓▓▓▓▓██████▓▓██▓▓▓▓▓▓▓▓▓▓▓▓▓▓▓▓▒▒▓▓██████████████▓▓▓▓██▓▓██▓▓████▓▓▓▓██▓▓████▓▓██████████▓▓▓▓▓▓▓▓▓▓▓▓
copy to clipboard 👍 upvote 👎 downvote
fill: spaces toggle palette ▓→✊🏽
██████▓▓▓▓▓▓▓▓▓▓▓▓██▓▓▓▓▓▓██▓▓▓▓▓▓██████▓▓▒▒▒▒▒▒▒▒▒▒▒▒▒▒▒▒▒▒▒▒▒▒▒▒▒▒▒▒▒▒▒▒▒▒▒▒▒▒▒▒▒▒▒▒▒▒▒▒▒▒▒▒▒▒▒▒▒▒▒▒▒▒▒▒▒▒▒▒▒▒▒▒▒▒▒▒▒▒▒▒▒▒▒▒▒▒▒▒▒▒▒▒▒▒▒▒▒▒▒▒▒▒▒▒▒▒▒▒▒▒▒▒▒▒▒▒▒▒▒▒▒▒▒▒▒▒▓▓████▓▓▓▓██▓▓██████▓▓██████████
██████▓▓▓▓▓▓▓▓████▓▓▓▓▓▓▓▓▓▓▓▓▓▓▓▓██▓▓▒▒▒▒▒▒▒▒▒▒▒▒▒▒▒▒▒▒▒▒▒▒▒▒▒▒▒▒▒▒▒▒▒▒▒▒▒▒▒▒▒▒▒▒▒▒▒▒▒▒▒▒▒▒▓▓▒▒▒▒▒▒▒▒▒▒▒▒▒▒▒▒▒▒▒▒▒▒▓▓▒▒▒▒▒▒▒▒▒▒▒▒▒▒▒▒▒▒▒▒▒▒▒▒▒▒▒▒▒▒▒▒▒▒▒▒▒▒▒▒▒▒▒▒▒▒▒▒▒▒▒▒▒▒▓▓██▓▓▓▓▓▓▓▓▓▓██████████████
▓▓██████▓▓██████████▓▓▓▓▓▓▓▓████▓▓▒▒▒▒▒▒▒▒▒▒▒▒▒▒▒▒▒▒▒▒▒▒▒▒▒▒▒▒▒▒▒▒▒▒▒▒▓▓████▓▓▓▓████▓▓▓▓▒▒▓▓████▓▓▓▓▓▓▓▓▓▓▓▓▓▓▓▓▓▓██████████▓▓██████▓▓██████▓▓▒▒▒▒▒▒▒▒▒▒▒▒▒▒▒▒▒▒▒▒▒▒▒▒▒▒▒▒▒▒▒▒▒▒▓▓██▓▓██▓▓▓▓▓▓██████████
██████▓▓████▓▓████▓▓▓▓▓▓▓▓██▓▓▒▒▒▒▒▒▒▒▒▒▒▒▒▒▒▒▒▒▒▒▒▒▒▒▒▒▒▒▒▒▒▒▒▒██████████████████████████████████████████████████████████████████████████████████▓▓▒▒▒▒▒▒▒▒▒▒▒▒▒▒▒▒▒▒▒▒▒▒▒▒▒▒▒▒▒▒▓▓▓▓██▓▓▓▓▓▓██████████
▓▓████████████▓▓██▓▓██████▒▒▒▒▒▒▒▒▒▒▒▒▒▒▒▒▒▒▒▒▒▒▒▒▒▒▒▒▒▒▒▒▓▓██████▓▓██▓▓▓▓████████▓▓▓▓▓▓▓▓▓▓▓▓▓▓▓▓▓▓▓▓▒▒▓▓▒▒▒▒▒▒▓▓▓▓▒▒▒▒▒▒▒▒▒▒▒▒▒▒▒▒▒▒▓▓▓▓▒▒▓▓▒▒▓▓▓▓▓▓▓▓▒▒▒▒▒▒▒▒▒▒▒▒▒▒▒▒▒▒▒▒▒▒▒▒▓▓▓▓▓▓▒▒▓▓████▓▓▓▓██████
████████▓▓██████▓▓████▓▓▒▒▒▒▒▒▒▒▒▒▒▒▒▒▒▒▒▒▒▒▒▒▒▒▒▒▒▒▒▒░░        ░░          ▒▒▒▒▒▒▓▓▓▓▓▓▓▓▓▓▒▒▓▓░░░░░░░░░░░░░░  ░░▒▒▒▒▓▓▓▓▓▓▓▓▒▒▒▒▒▒▒▒▓▓    ░░░░  ░░        ░░▒▒▒▒▒▒▒▒▒▒▒▒▒▒▒▒▒▒▒▒▒▒▒▒▒▒▒▒▓▓████████████
██████████████████▓▓▓▓▓▓▓▓▒▒▒▒▒▒▒▒▒▒▒▒▒▒▒▒▒▒▒▒▒▒▒▒██▓▓          ░░▒▒        ░░▓▓▓▓▓▓▓▓▒▒▒▒▒▒▒▒▒▒▓▓░░▒▒░░░░░░░░░░░░▓▓▒▒▒▒▒▒▒▒▒▒▒▒▓▓▓▓▓▓░░        ░░░░          ▓▓▓▓▒▒▒▒▒▒▒▒▒▒▒▒▒▒▒▒▒▒▒▒▒▒▓▓▓▓▓▓▓▓████████
████████████████▓▓▓▓▓▓▓▓▒▒▒▒▒▒▒▒▒▒▒▒▒▒▒▒▒▒▒▒▒▒▓▓▒▒▓▓▓▓▓▓    ░░          ░░░░░░▓▓▓▓▓▓▓▓▓▓▓▓▒▒▒▒▒▒▒▒      ░░      ░░▒▒▒▒▒▒▓▓▓▓▒▒▓▓▒▒▓▓▒▒░░░░    ░░      ░░    ▒▒▒▒▒▒▒▒▒▒▒▒▒▒▒▒▒▒▒▒▒▒▒▒▒▒▒▒▒▒▒▒▓▓▓▓████▓▓██
██████▓▓██▓▓▓▓▓▓████▓▓▓▓▒▒▒▒▓▓▒▒▒▒▒▒▒▒▒▒▒▒▓▓▓▓▒▒▒▒▒▒▒▒▓▓▓▓░░        ▒▒▒▒░░░░░░▓▓▓▓▒▒▒▒▒▒▒▒▒▒▒▒▒▒▒▒  ░░  ░░░░░░  ░░▒▒▒▒▒▒▒▒▒▒▒▒▒▒▒▒▓▓░░░░░░░░▒▒          ░░▒▒▒▒▒▒▒▒▒▒▒▒▓▓▒▒▒▒▒▒▒▒▒▒▒▒▒▒▒▒▒▒▓▓▓▓██▓▓▓▓▓▓▓▓
▓▓██████▓▓▓▓▓▓▓▓▓▓▓▓██▓▓▓▓▓▓▒▒▓▓▒▒▒▒▓▓▓▓▓▓▓▓▓▓▒▒▒▒▒▒▒▒▓▓▓▓▓▓    ░░░░░░░░░░░░  ░░▒▒▒▒▒▒▒▒▓▓▓▓▒▒▒▒▓▓▒▒▒▒▒▒▒▒▒▒▒▒▒▒▓▓▒▒▓▓▓▓▓▓▒▒▒▒▒▒▓▓▒▒  ░░░░░░░░░░▒▒      ▓▓▒▒▒▒▒▒▒▒▒▒▒▒▒▒▒▒▒▒▒▒▒▒▒▒▒▒▒▒▒▒▓▓██▓▓▓▓▓▓▓▓▓▓▓▓
▓▓██▓▓▓▓▓▓▓▓▓▓▓▓▒▒▒▒▒▒▓▓██▓▓▒▒▒▒▓▓▓▓▓▓▓▓▓▓▒▒▒▒▒▒▒▒▓▓▒▒▒▒▒▒▓▓▒▒░░░░░░▒▒▒▒▒▒░░░░░░▒▒▒▒▒▒▒▒▒▒▒▒▒▒▒▒▓▓░░▒▒░░░░░░▒▒░░▒▒▒▒▒▒▒▒▒▒▒▒▒▒▓▓▓▓░░░░░░▒▒▒▒▒▒▒▒▒▒▒▒▒▒▒▒▒▒▒▒▒▒▒▒▒▒▒▒▒▒▒▒▒▒▒▒▒▒▒▒▒▒▒▒▒▒██▓▓▓▓▓▓▒▒▓▓▓▓▓▓▓▓
██▓▓▓▓▓▓▓▓▓▓▓▓▒▒▒▒▒▒▒▒▒▒▒▒▓▓▓▓▓▓▓▓▓▓▓▓▓▓▓▓▓▓▒▒▓▓▓▓▒▒▓▓▓▓▓▓▓▓▓▓▒▒░░░░    ░░        ▒▒▒▒▓▓▓▓▓▓▒▒▒▒▓▓░░░░░░░░░░░░░░▒▒▒▒▒▒▓▓▒▒▒▒▒▒▓▓░░  ░░  ░░░░  ░░░░░░▒▒▒▒▓▓▓▓▓▓▓▓▒▒▒▒▒▒▒▒▒▒▒▒▒▒▒▒▒▒▓▓▓▓▓▓▒▒▒▒▒▒▒▒▓▓▓▓▓▓▓▓
▓▓▓▓████▓▓▓▓▓▓▓▓▒▒▒▒▒▒▒▒▒▒▒▒▓▓▓▓▓▓▓▓▓▓▓▓▓▓▓▓▓▓▓▓▓▓▓▓▒▒▓▓▓▓▒▒▓▓▓▓░░      ░░░░    ░░▓▓▒▒▒▒▓▓▓▓▓▓▒▒▓▓      ░░    ░░▒▒▒▒▒▒▓▓▒▒▒▒▒▒▒▒░░    ░░░░      ░░▒▒▒▒▒▒▒▒▓▓▒▒▒▒▒▒▒▒▓▓██▓▓▓▓▒▒▒▒▓▓▒▒▒▒▒▒▒▒▒▒▒▒▒▒▓▓▓▓▓▓▓▓
██████▓▓██████▓▓▓▓▒▒▒▒▒▒▒▒▒▒▓▓▓▓████▓▓▓▓▓▓▓▓▒▒▓▓▒▒▒▒▓▓▓▓▓▓▓▓▓▓▒▒▓▓  ░░      ░░░░░░░░▓▓▒▒▒▒▒▒▒▒▒▒▓▓  ░░  ░░░░  ▒▒▒▒▒▒▒▒▒▒▒▒▒▒▓▓░░░░░░░░    ░░░░░░▒▒▒▒▒▒▒▒▓▓▒▒▓▓▒▒▒▒▒▒▒▒▒▒▒▒▒▒▒▒▒▒▓▓▓▓▒▒▒▒▒▒▒▒▒▒▒▒▓▓▓▓██▓▓
██▓▓████████▓▓▓▓▓▓▓▓▒▒▒▒▓▓▓▓▓▓▓▓▓▓▓▓▓▓▓▓▓▓▓▓▓▓▓▓▓▓▓▓▓▓▓▓▓▓▓▓▒▒▒▒▒▒▓▓    ░░░░░░░░░░  ▒▒▒▒▒▒▒▒▒▒▒▒▓▓░░░░░░░░░░░░▒▒▒▒▒▒▒▒▒▒▒▒▒▒░░  ░░░░░░░░░░░░░░▒▒▒▒▒▒▒▒▒▒▒▒▓▓▒▒▒▒▓▓▒▒▒▒▒▒▒▒▒▒▒▒▒▒▒▒▒▒▒▒▒▒▒▒▒▒▓▓▒▒▓▓▓▓▓▓▓▓
██▓▓████▓▓▓▓▓▓▓▓▒▒██▒▒▓▓▓▓▓▓▓▓▓▓▒▒▓▓▓▓▓▓▓▓▓▓▓▓▓▓██▓▓▓▓▒▒▓▓▒▒▒▒▒▒▒▒▒▒▓▓░░░░░░░░      ░░▒▒▓▓▒▒▒▒▒▒▓▓▒▒▒▒░░░░▒▒░░▒▒▒▒▒▒▒▒▓▓▒▒▓▓░░░░  ░░░░▒▒░░▒▒▒▒▒▒▒▒▒▒▒▒▒▒▒▒▒▒▒▒▒▒▓▓▓▓▒▒▒▒▒▒▓▓▒▒▓▓▒▒▒▒▓▓▓▓▓▓▒▒▓▓▓▓▒▒▓▓▓▓▓▓
██▓▓██▓▓▓▓▓▓▓▓▓▓▓▓▓▓██▒▒▒▒▓▓▓▓▓▓▓▓▓▓▓▓▓▓▓▓▓▓▓▓████▓▓▓▓▒▒▒▒▒▒▓▓▒▒▒▒▓▓▓▓▓▓░░░░░░▒▒░░▒▒░░▒▒▓▓▒▒▒▒▒▒▒▒░░░░      ░░▒▒▒▒▒▒▒▒▓▓▓▓▒▒▒▒▒▒▒▒▒▒░░░░▒▒▒▒▒▒▓▓▒▒▒▒▒▒▒▒▒▒▒▒▒▒▒▒▒▒▒▒▒▒▒▒▒▒▒▒▒▒▒▒▓▓▓▓▓▓██▓▓▓▓▒▒▓▓▒▒▓▓▓▓▓▓
▓▓▓▓▓▓██▓▓▓▓▓▓▒▒▓▓▓▓████▓▓▒▒▓▓▓▓▓▓▓▓▓▓▓▓▓▓▓▓████▓▓▓▓▒▒▒▒▒▒▒▒▒▒▓▓▓▓▓▓▓▓▒▒▒▒    ░░░░░░░░▒▒▒▒▒▒▒▒▒▒▒▒░░░░░░░░░░▒▒▒▒▒▒▒▒▒▒▒▒▒▒░░▒▒░░░░░░  ░░▒▒░░▒▒▓▓▓▓▓▓▒▒▒▒▒▒▒▒▒▒▒▒▒▒▓▓▓▓▓▓▒▒▒▒▓▓▓▓▓▓▓▓▓▓▓▓▓▓▓▓▓▓▒▒▓▓▒▒▓▓▓▓
▓▓▓▓▓▓▓▓▓▓▓▓▓▓▓▓▓▓██████▓▓██▓▓▒▒░░░░▓▓▓▓████▓▓▓▓▓▓▓▓▓▓▓▓▓▓▓▓▓▓▓▓▓▓▒▒▒▒▒▒▒▒▒▒░░░░░░░░  ░░▒▒▒▒▒▒  ▒▒▒▒░░░░░░░░▒▒▒▒▒▒▒▒▒▒▓▓░░░░░░░░  ░░▒▒▒▒▒▒  ▒▒▒▒▓▓▒▒▒▒▒▒▒▒▓▓▓▓▓▓▓▓▒▒▒▒▒▒██▓▓██▓▓▒▒▓▓▓▓▓▓▓▓▓▓▓▓▒▒▒▒▓▓▒▒▓▓
▓▓▓▓▓▓▓▓▓▓▓▓▓▓▓▓▓▓████▓▓▓▓██████▓▓▒▒▓▓██▓▓▓▓▓▓▓▓▒▒▒▒▓▓▓▓▒▒▓▓▓▓▓▓▒▒▒▒▒▒▒▒▓▓▓▓░░    ░░░░░░▒▒▒▒▒▒▒▒▒▒▒▒░░▒▒▒▒░░▒▒▒▒▒▒▒▒▒▒▒▒░░░░░░░░░░▒▒▒▒▒▒▒▒▒▒▒▒▒▒▒▒▓▓▒▒▓▓▒▒▒▒▒▒▒▒▒▒▓▓▓▓▒▒▓▓▒▒▒▒▒▒▓▓▓▓▓▓▓▓▓▓▒▒░░░░▒▒▓▓▓▓▓▓
████▓▓▓▓▓▓▓▓▓▓▓▓▓▓▒▒▒▒▒▒▓▓▓▓▓▓▓▓██▓▓▓▓▓▓▓▓▓▓▓▓▒▒▒▒▒▒▒▒▒▒▓▓▓▓▓▓▒▒▒▒▒▒▒▒▓▓▓▓▒▒▓▓░░▒▒▒▒░░  ░░▒▒▒▒▒▒▒▒▒▒░░░░░░░░▒▒▒▒▓▓▒▒▓▓  ░░▒▒░░▒▒▒▒▒▒▒▒▓▓▒▒▓▓▒▒▒▒▒▒▒▒▓▓▓▓▓▓▒▒▒▒▒▒▓▓▓▓▓▓▓▓▒▒▓▓▒▒▒▒▓▓▒▒▒▒░░░░░░▒▒▓▓▒▒▒▒▓▓▓▓
▓▓████▓▓▓▓▓▓▒▒▓▓▒▒░░░░░░▒▒▒▒▒▒▒▒▒▒██▓▓▓▓▓▓▓▓▒▒▒▒▓▓▒▒▒▒▓▓▒▒▓▓▓▓▓▓▓▓▓▓▓▓▓▓▒▒▒▒▓▓▓▓░░  ░░░░░░▒▒▒▒▒▒▒▒▒▒░░░░░░▒▒▒▒▒▒▒▒▓▓▒▒░░▒▒░░░░▒▒▒▒▓▓▒▒▒▒▒▒▒▒▓▓▒▒▓▓▒▒▓▓▒▒▒▒▓▓▓▓▓▓▒▒░░▒▒▒▒▓▓▓▓▒▒░░░░  ░░▒▒  ░░▓▓▒▒░░░░▒▒▓▓
▓▓████▓▓▓▓▓▓▓▓▓▓▒▒▒▒▒▒░░░░▒▒░░▒▒▒▒██▓▓██▓▓▓▓▓▓▓▓▒▒▒▒  ▒▒▓▓▓▓▒▒▓▓▓▓▓▓██████▓▓▓▓▒▒▓▓░░░░░░░░▒▒▒▒▒▒  ▒▒░░░░░░▒▒▒▒▒▒▒▒▒▒▒▒▒▒░░░░▒▒▒▒  ▒▒▓▓▒▒▒▒▒▒▓▓▓▓▒▒▒▒▓▓▓▓▓▓▒▒▒▒▒▒▒▒▒▒░░▒▒▒▒▓▓▒▒      ▓▓▒▒    ▓▓▒▒░░  ▒▒▒▒
▓▓████▓▓▓▓▓▓▒▒▒▒▒▒▒▒▒▒▒▒▒▒▒▒▒▒▒▒▓▓▓▓▓▓▒▒▒▒▒▒▒▒▒▒▒▒▒▒▒▒▒▒▒▒▒▒▒▒▒▒▒▒▒▒▒▒▒▒▒▒▒▒▒▒▒▒▒▒▒▒░░░░░░░░▒▒▒▒▒▒▒▒░░░░░░▒▒▒▒▒▒▓▓░░░░░░░░▒▒▒▒▓▓▒▒▒▒▓▓▓▓▒▒▒▒▓▓▓▓▓▓▓▓▓▓▓▓▒▒▒▒▒▒▒▒░░▒▒▒▒░░▒▒░░▒▒      ▓▓▒▒    ▓▓▒▒░░  ▒▒▒▒
▓▓██▓▓▓▓▓▓▓▓▓▓▓▓██▓▓██████▓▓██████████████████████████████████████████████████▓▓▒▒▓▓▒▒░░▒▒░░▒▒▒▒▒▒▒▒░░░░░░▒▒▒▒▒▒░░░░░░▒▒▒▒░░▒▒▒▒▓▓▓▓▒▒▒▒▓▓▒▒▓▓██▒▒▓▓▒▒▒▒▒▒▒▒▓▓▒▒▒▒▒▒▒▒▒▒▒▒░░▒▒░░    ▓▓▒▒░░░░░░░░  ░░░░▒▒
▓▓▓▓▓▓▓▓▓▓▒▒██▒▒██████████████████████▓▓██▓▓▓▓██▓▓▓▓██▓▓██████████████████▓▓██▓▓▒▒▒▒▓▓░░░░░░░░▒▒▒▒▒▒░░░░▒▒▒▒▒▒▒▒░░▒▒▒▒▒▒▒▒▒▒▒▒▒▒▒▒░░░░░░░░░░░░░░░░▒▒▒▒▒▒▓▓▒▒▒▒▒▒▒▒▒▒▒▒░░░░░░▒▒░░    ░░░░░░░░▒▒░░░░░░░░▒▒
▓▓▒▒▒▒▒▒▓▓▓▓██▒▒██████████████████████████████████████▓▓██████████████████▓▓▓▓▓▓▒▒▓▓▓▓▓▓░░▒▒░░░░░░        ░░  ░░▒▒░░▒▒▒▒▓▓▒▒▒▒▒▒▒▒░░      ░░░░░░░░░░▒▒▒▒▒▒▒▒░░░░▒▒▓▓▓▓▒▒░░░░▒▒░░  ░░░░░░░░░░        ░░░░
▓▓▒▒▒▒▒▒▒▒▒▒▓▓▒▒██████████████████████████▓▓▓▓██▓▓▓▓██▓▓██████████████████▓▓██▓▓▒▒▓▓▓▓▓▓▒▒      ░░                ▒▒░░▓▓▓▓▒▒▒▒      ░░░░░░░░░░░░░░░░░░░░▒▒▒▒▒▒░░▒▒▓▓▓▓▓▓░░░░▒▒░░      ░░    ░░      ░░░░
▓▓▓▓▓▓▓▓▒▒▓▓▓▓▒▒██████████████████████████▓▓▓▓████████████████████████████████▓▓▒▒▓▓▓▓▒▒      ░░░░                  ░░▓▓    ░░  ░░      ▒▒▓▓▓▓▓▓▓▓▓▓▓▓▓▓▓▓▒▒▒▒▒▒▒▒▓▓▓▓▓▓▒▒░░▒▒▒▒    ░░▒▒▒▒  ▒▒▓▓▒▒░░░░░░
██▓▓▓▓▓▓▓▓▓▓▓▓▓▓██████████████████████████████████████████████████████████████▓▓▒▒▓▓████▓▓▓▓▓▓▓▓▒▒▒▒▒▒▒▒▒▒▒▒▒▒▓▓▓▓▓▓▓▓░░░░░░░░░░▒▒▒▒░░░░▓▓▓▓▓▓▒▒▓▓▒▒▓▓▓▓▓▓▓▓░░▒▒▒▒▓▓▓▓██▒▒░░░░▒▒  ░░░░░░░░▒▒░░▒▒░░░░▒▒░░
▓▓▓▓▒▒▒▒▒▒▒▒▒▒▒▒▒▒▒▒▒▒▒▒▒▒▒▒▒▒▒▒▓▓▓▓▒▒▒▒▒▒▒▒▒▒▒▒▒▒▒▒▒▒▒▒▒▒▒▒▒▒▓▓▒▒▒▒▒▒▓▓▓▓▓▓▓▓▓▓▓▓▓▓▓▓▓▓▓▓▓▓▓▓▒▒▓▓▓▓▓▓▓▓▓▓▓▓▓▓▓▓▓▓▒▒▓▓░░░░▒▒▒▒▒▒▒▒▒▒░░░░▒▒▓▓▓▓▓▓▓▓▓▓▓▓▓▓▓▓▓▓░░▒▒▒▒▒▒▓▓██▒▒░░░░░░  ▒▒▒▒▓▓▓▓▒▒▒▒▓▓▓▓▒▒▒▒░░
▓▓▓▓▒▒▓▓▓▓▓▓▒▒▒▒▒▒▒▒▒▒▒▒▒▒▒▒▒▒▒▒▓▓▓▓▓▓▒▒▒▒▒▒▒▒▒▒▒▒▒▒▒▒▒▒▒▒▒▒▒▒▓▓▓▓▓▓▒▒▒▒▒▒▒▒▒▒▒▒▒▒▒▒▒▒▒▒▒▒▓▓▓▓▒▒▓▓▓▓▓▓▓▓▓▓▓▓▓▓▒▒▓▓▒▒▒▒▒▒▓▓░░░░▒▒▒▒▒▒▒▒▒▒░░░░▒▒░░▒▒▒▒▒▒▒▒▒▒▒▒▒▒▒▒▒▒▒▒▒▒▓▓▒▒▒▒░░░░░░▒▒▒▒▓▓▓▓░░░░▓▓██▒▒░░░░
▓▓▓▓▒▒▓▓▓▓▓▓▒▒▒▒▒▒▓▓████▓▓██▓▓▓▓▓▓████▓▓▓▓▒▒▓▓▓▓▓▓▓▓▓▓▓▓▒▒▓▓▓▓▒▒▒▒▒▒▒▒▓▓▓▓▓▓▓▓▓▓▓▓▓▓████████▒▒▒▒▓▓▓▓▒▒▓▓▓▓▓▓▓▓▒▒▒▒▒▒░░░░░░░░░░▒▒░░░░▒▒▒▒░░▒▒▒▒░░▒▒▒▒▓▓██▒▒░░░░▒▒▒▒░░░░░░▒▒▓▓▓▓▓▓░░▓▓▓▓██▓▓░░░░▓▓██▓▓░░▒▒
▓▓▓▓▓▓▓▓▓▓▓▓▒▒▓▓▓▓▓▓▓▓▓▓▓▓▓▓▓▓▓▓▓▓▓▓▓▓▓▓▓▓▓▓▓▓▓▓▓▓▓▓▓▓▓▓▓▓▓▓▓▓▓▓▓▓▓▓▓▓▓▓▓▓▒▒▓▓▓▓▓▓▓▓▓▓▓▓▓▓▓▓▓▓▒▒░░▒▒░░▒▒▒▒▒▒▒▒▒▒▒▒░░░░▒▒░░░░  ░░░░▒▒░░▒▒░░▒▒██░░▓▓██▒▒▒▒▓▓▒▒░░▒▒▒▒▒▒▓▓▒▒░░██▓▓▓▓░░░░░░▓▓▒▒░░░░░░▓▓▓▓░░░░
▓▓▓▓▒▒▒▒▒▒▓▓▒▒▓▓▒▒▓▓▓▓▓▓▓▓██████▓▓▓▓▓▓▒▒▓▓██▓▓▓▓████▓▓▓▓▓▓██████████▓▓▒▒▓▓▒▒▓▓▓▓▓▓▓▓██▓▓████▒▒▒▒▒▒▒▒▒▒░░░░▒▒▓▓▓▓▒▒░░░░▒▒░░░░░░▒▒▒▒▒▒▒▒▓▓░░▓▓▓▓░░▓▓▒▒▓▓▒▒░░▒▒▓▓▓▓▓▓▒▒▒▒▒▒▓▓▒▒▓▓▓▓██░░▓▓▓▓▒▒▒▒░░▒▒▓▓▒▒▒▒░░
▓▓▓▓▒▒▒▒▒▒██▒▒▓▓▓▓▓▓▓▓▓▓▓▓▓▓▓▓██▓▓██▓▓▓▓▓▓▓▓████▓▓▓▓▓▓▓▓▓▓▓▓▓▓▓▓▓▓▓▓▓▓▒▒▒▒▒▒▓▓████▓▓▒▒▓▓▓▓▓▓▒▒▒▒▒▒▒▒▒▒░░░░░░▒▒▓▓▓▓░░▓▓██░░░░░░▓▓██░░▒▒▒▒▒▒▓▓▓▓▓▓▒▒░░▒▒▒▒▒▒▓▓▓▓▓▓▓▓▓▓▒▒▓▓▒▒▒▒▓▓▓▓▓▓▓▓░░▒▒▓▓▓▓  ▒▒▒▒▓▓▓▓░░
▓▓▓▓▓▓▓▓▓▓▓▓▒▒▒▒▒▒▓▓▓▓▓▓▓▓▓▓▓▓██▒▒▓▓▓▓▓▓▒▒▓▓██████▓▓▓▓▒▒▓▓▓▓▒▒██▓▓▓▓▓▓▓▓░░▒▒██▓▓▓▓██▒▒▒▒▓▓▓▓▒▒▓▓▒▒▒▒▒▒▒▒░░▒▒░░▒▒▓▓░░▒▒▒▒  ░░  ████▓▓▓▓▒▒▒▒▓▓▓▓▓▓▒▒░░▒▒▒▒▒▒▓▓██▓▓▓▓██▓▓▓▓▒▒▒▒▓▓░░▒▒▒▒▒▒▒▒▒▒▒▒▒▒░░░░▒▒░░▒▒
▓▓▓▓▓▓▓▓▓▓▒▒▓▓▓▓▒▒▓▓██▓▓████▓▓████▓▓▓▓▓▓▓▓▓▓██████▓▓▒▒▒▒▓▓▒▒▓▓██▓▓▒▒▓▓▓▓░░▒▒██▓▓██████▒▒▓▓▓▓▒▒██▒▒██▓▓▒▒▒▒▒▒▓▓▓▓▓▓░░░░▓▓░░░░  ▒▒██░░░░░░▒▒▓▓▓▓▒▒▒▒░░▒▒▓▓▓▓▓▓██▓▓▒▒██▓▓▓▓▓▓▓▓▓▓░░░░░░░░▒▒▓▓▓▓▒▒░░▒▒▒▒▒▒▒▒
▓▓▓▓▓▓▓▓▓▓▓▓▒▒▓▓▓▓██▓▓▓▓▓▓▓▓▓▓████████▓▓▓▓▓▓██▓▓▓▓▓▓▓▓▓▓▓▓▓▓████▓▓▓▓▒▒▓▓▒▒▓▓▓▓▓▓▓▓▓▓▓▓▓▓████▓▓▓▓▓▓▓▓▒▒░░▒▒▒▒▓▓▓▓██▒▒░░▓▓░░  ░░▒▒██▒▒░░▒▒▒▒▓▓▓▓▒▒▒▒░░▒▒▒▒▓▓▒▒██▓▓▒▒██████▓▓▒▒▓▓░░░░▒▒████▓▓▓▓▓▓▒▒▓▓▒▒▓▓▒▒
▓▓▓▓▓▓▓▓▓▓▒▒▓▓▓▓▓▓▓▓▓▓▓▓▓▓▓▓▒▒▒▒▓▓████▓▓████▓▓▓▓▓▓▓▓▓▓▓▓▓▓██▓▓▓▓▓▓▓▓▒▒▒▒▓▓▓▓▓▓▓▓▒▒▓▓▓▓▒▒▓▓▓▓▒▒▒▒▒▒░░░░░░▒▒▒▒░░████▓▓████▓▓    ░░▓▓░░░░░░▓▓██▒▒░░░░░░░░░░▓▓▒▒████▓▓████████▒▒▒▒▓▓▓▓▓▓▓▓██▓▓▓▓▒▒▒▒▓▓▓▓▓▓▒▒
▓▓▓▓▓▓▓▓▓▓▓▓▓▓▓▓▓▓▓▓▓▓▓▓▒▒▒▒▒▒▓▓▓▓██▓▓▓▓▓▓████▓▓▓▓▓▓▓▓▓▓▓▓▓▓▓▓▓▓▓▓▒▒▓▓▒▒▓▓▒▒▓▓▓▓▓▓▒▒▒▒▒▒▒▒▒▒▒▒▒▒░░░░▒▒▒▒▒▒▓▓██████▓▓▓▓████░░  ░░██      ▓▓██░░░░░░░░░░░░░░░░▒▒████████▓▓██████▓▓██████▓▓▒▒██▓▓▓▓▓▓████▒▒
▓▓▓▓▓▓▓▓▓▓▓▓██▓▓▒▒▓▓▓▓▒▒▒▒▒▒▒▒▒▒▒▒▒▒▒▒▒▒▒▒▒▒▒▒▒▒▒▒▒▒▒▒▒▒▒▒▒▒▒▒▒▒▒▒▒▒▓▓▓▓▒▒▒▒▓▓▓▓▒▒▒▒░░▒▒▓▓▒▒▒▒░░░░  ▒▒▓▓▓▓████▓▓██▓▓▒▒██▓▓░░░░░░▒▒░░░░░░▒▒██░░░░░░░░░░░░░░░░▒▒▒▒▒▒▓▓▓▓▓▓▓▓▓▓████▒▒▓▓██▓▓▒▒▓▓▓▓▓▓▒▒████▒▒
▓▓▓▓▓▓▓▓▓▓▒▒▓▓▓▓▓▓▓▓▒▒▒▒▒▒▒▒▒▒▒▒▒▒▒▒▒▒▒▒▒▒▒▒▒▒▒▒▒▒▒▒▒▒▒▒▒▒▒▒▒▒▒▒▒▒▒▒▒▒▓▓▓▓▓▓██▓▓▒▒▒▒░░▒▒▓▓▓▓▒▒▒▒░░  ▒▒░░░░▓▓██░░▒▒▒▒▒▒▒▒▒▒░░░░░░▒▒░░░░░░▒▒▓▓░░░░░░░░░░░░░░░░░░▒▒▒▒▒▒▒▒▒▒▒▒▒▒▒▒▒▒▒▒▓▓▒▒▓▓░░▓▓▒▒▒▒▒▒██▓▓▒▒
▓▓▓▓▓▓▓▓▓▓▓▓▒▒▓▓▓▓▓▓▓▓▒▒▒▒▒▒▒▒░░░░░░░░░░░░░░░░░░░░░░░░░░░░░░░░░░░░░░░░▓▓████████▒▒░░░░▒▒▓▓▓▓░░░░░░░░▒▒░░  ████░░░░░░░░░░░░░░  ░░░░░░░░░░░░▓▓░░░░░░░░░░░░░░░░░░░░░░░░░░░░░░░░░░░░░░░░░░▒▒▒▒▓▓▒▒▓▓▒▒██▒▒▒▒
▓▓▓▓▓▓▓▓▓▓▓▓▓▓▓▓▓▓▓▓▓▓▒▒▓▓▒▒░░░░                                    ░░▓▓██████▒▒    ░░▓▓▓▓▒▒  ░░░░░░▓▓▒▒  ▓▓▓▓                              ░░                  ░░░░░░░░░░░░░░░░░░░░░░░░░░    ░░▓▓▓▓▓▓▒▒
▓▓▓▓▓▓▓▓▓▓▒▒▓▓▓▓████▓▓░░░░▒▒▒▒▒▒▒▒▒▒░░░░                            ░░▓▓▓▓████░░    ░░▓▓▓▓▓▓  ░░░░▒▒▓▓░░░░▓▓▒▒                                                                        ░░░░░░░░░░▓▓▓▓▓▓▒▒
▓▓▓▓▓▓▓▓▓▓▓▓▓▓▒▒░░░░▒▒▒▒▒▒▒▒▒▒▒▒░░░░                                  ░░  ▓▓██        ▓▓▓▓▒▒  ░░░░▓▓▓▓    ▓▓░░                                                                          ░░░░░░░░▒▒▓▓██▒▒
▓▓▓▓▓▓▓▓▓▓▓▓▓▓▒▒▓▓▒▒▒▒▒▒▒▒░░░░                ░░                          ░░▒▒      ░░▓▓▒▒▒▒░░▒▒░░▓▓▓▓    ░░▒▒░░░░░░░░░░░░░░░░░░░░░░░░                            ░░░░░░░░░░░░░░░░░░░░░░░░░░░░▒▒▓▓▓▓██▒▒
████▓▓▓▓▓▓▓▓▒▒▒▒▒▒░░░░░░░░      ░░        ░░░░      ░░                    ░░░░      ░░▓▓▒▒▓▓░░▓▓▓▓▓▓▓▓▒▒░░░░░░░░░░░░░░░░░░              ░░░░░░░░░░░░░░░░░░░░░░░░░░░░░░░░░░░░░░░░░░░░░░░░░░░░░░░░▒▒▒▒██▒▒
██████████▒▒░░░░░░░░░░░░░░░░░░░░░░░░░░░░░░░░░░░░░░░░░░░░░░░░░░░░░░░░░░░░  ▓▓▒▒░░░░  ░░▓▓░░▓▓░░░░▒▒▓▓▓▓▒▒▒▒▒▒▒▒░░░░░░░░░░░░░░  ░░░░░░░░░░░░░░░░░░░░░░░░░